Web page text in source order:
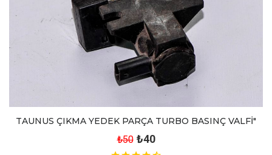
TAUNUS ÇIKMA YEDEK PARÇA TURBO BASINÇ VALFİ"
₺50 ₺40